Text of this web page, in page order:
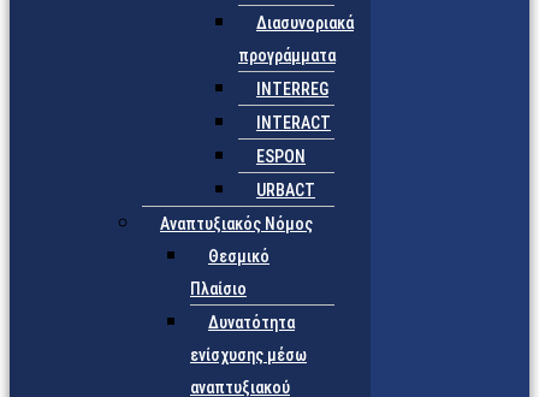
Διασυνοριακά
προγράμματα
INTERREG
INTERACT
ESPON
URBACT
Αναπτυξιακός Νόμος
Θεσμικό
Πλαίσιο
Δυνατότητα
ενίσχυσης μέσω
αναπτυξιακού